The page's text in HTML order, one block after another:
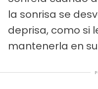
la sonrisa se
deprisa, como si
mantenerla en